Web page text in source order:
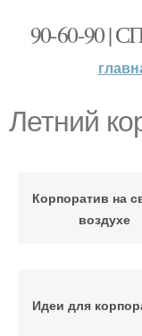
90-60-90
Летний
Корпоратив на
воздухе
Идеи для